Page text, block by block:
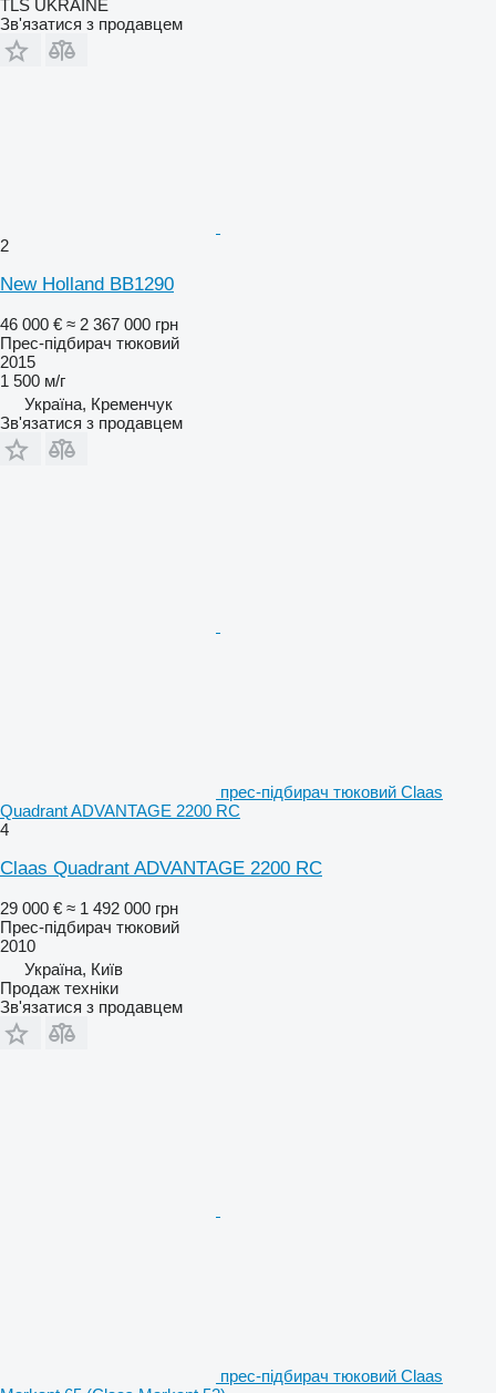
TLS UKRAINE
Зв'язатися з продавцем
2
New Holland BB1290
46 000 € ≈ 2 367 000 грн
Прес-підбирач тюковий
2015
1 500 м/г
Україна, Кременчук
Зв'язатися з продавцем
прес-підбирач тюковий Claas
Quadrant ADVANTAGE 2200 RC
4
Claas Quadrant ADVANTAGE 2200 RC
29 000 € ≈ 1 492 000 грн
Прес-підбирач тюковий
2010
Україна, Київ
Продаж техніки
Зв'язатися з продавцем
прес-підбирач тюковий Claas